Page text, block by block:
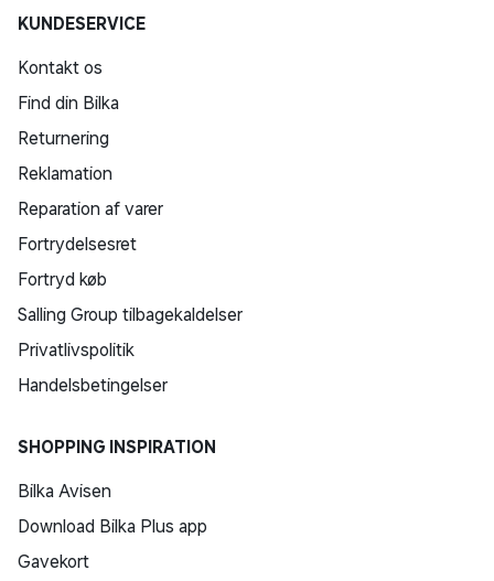
KUNDESERVICE
Kontakt os
Find din Bilka
Returnering
Reklamation
Reparation af varer
Fortrydelsesret
Fortryd køb
Salling Group tilbagekaldelser
Privatlivspolitik
Handelsbetingelser
SHOPPING INSPIRATION
Bilka Avisen
Download Bilka Plus app
Gavekort